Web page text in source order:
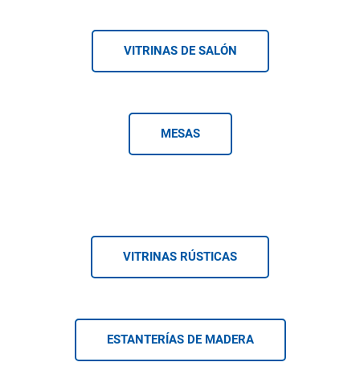
VITRINAS DE SALÓN
MESAS
VITRINAS RÚSTICAS
ESTANTERÍAS DE MADERA